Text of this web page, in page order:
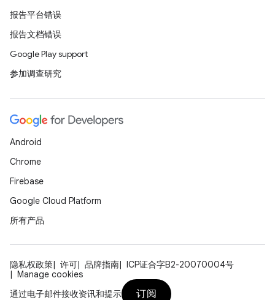
报告平台错误
报告文档错误
Google Play support
参加调查研究
Android
Chrome
Firebase
Google Cloud Platform
所有产品
隐私权政策 许可 品牌指南
ICP证合字B2-20070004号
Manage cookies
通过电子邮件接收资讯和提示
订阅